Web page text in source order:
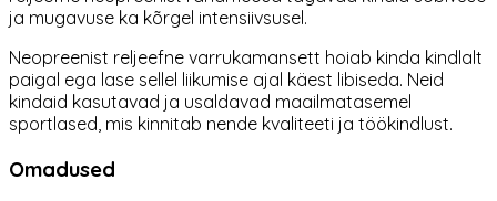
ja mugavuse ka kõrgel intensiivsusel.
Neopreenist reljeefne varrukamansett hoiab kinda kindlalt
paigal ega lase sellel liikumise ajal käest libiseda. Neid
kindaid kasutavad ja usaldavad maailmatasemel
sportlased, mis kinnitab nende kvaliteeti ja töökindlust.
Omadused